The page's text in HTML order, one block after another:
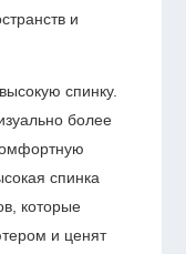
и
спинку.
более
спинка
которые
и ценят